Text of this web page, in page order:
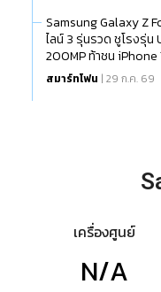
Samsung Galaxy Z
ไลน์ 3 รุ่นรวด ชูโรงรุ่น
200MP ท้าชน iPhone
สมาร์ทโฟน | 29 ก.ค. 69
เครื่องศูนย์
N/A